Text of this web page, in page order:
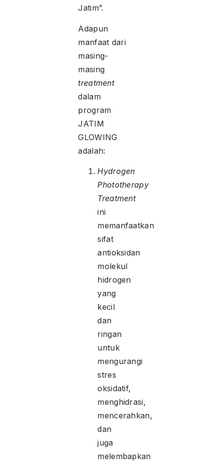
Jatim”.
Adapun
manfaat dari
masing-
masing
treatment
dalam
program
JATIM
GLOWING
adalah:
Hydrogen
Phototherapy
Treatment
ini
memanfaatkan
sifat
antioksidan
molekul
hidrogen
yang
kecil
dan
ringan
untuk
mengurangi
stres
oksidatif,
menghidrasi,
mencerahkan,
dan
juga
melembapkan